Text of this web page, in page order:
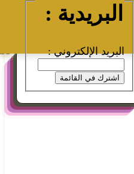
البريدية :
البريد الإلكتروني :
إسلامية